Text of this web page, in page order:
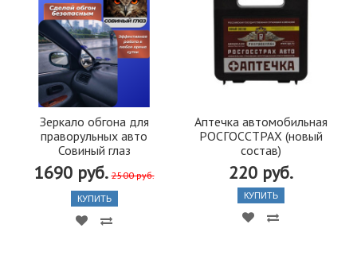
Зеркало обгона для
праворульных авто
Совиный глаз
1690 руб. 2500 руб.
КУПИТЬ
Аптечка автомобильная
РОСГОССТРАХ (новый
состав)
220 руб.
КУПИТЬ